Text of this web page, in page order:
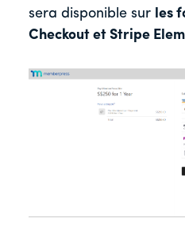
sera disponible sur les
Checkout et Stripe